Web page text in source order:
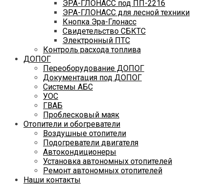
ЭРА-ГЛОНАСС под ПП-2216
ЭРА-ГЛОНАСС для лесной техники
Кнопка Эра-Глонасс
Свидетельство СБКТС
Электронный ПТС
Контроль расхода топлива
ДОПОГ
Переоборудование ДОПОГ
Документация под ДОПОГ
Системы АБС
УОС
ГВАБ
Проблесковый маяк
Отопители и обогреватели
Воздушные отопители
Подогреватели двигателя
Автокондиционеры
Установка автономных отопителей
Ремонт автономных отопителей
Наши контакты